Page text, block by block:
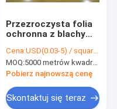
Przezroczysta folia
ochronna z blachy
ocynkowana z cewki
Cena:USD(0.03-5) / square meter
MOQ:5000 metrów kwadratowych, 10000 metrów kwadratowych z nadrukiem
Pobierz najnowszą cenę
Skontaktuj się teraz